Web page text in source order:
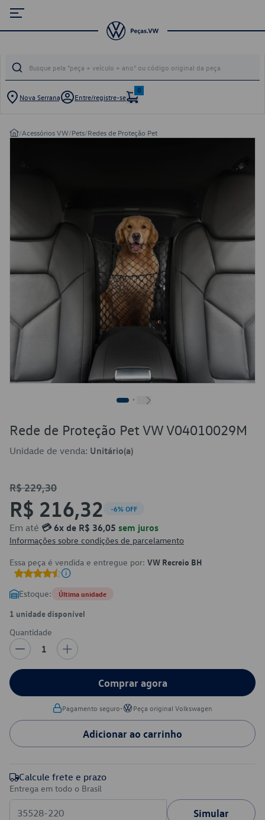
Nova Serrana Entre/registre-se
0
/Acessórios VW/Pets/Redes de Proteção Pet
Rede de Proteção Pet VW V04010029M
Unidade de venda: Unitário(a)
R$ 229,30
R$ 216,32 -6% OFF
Em até 💳 6x de R$ 36,05 sem juros
Informações sobre condições de parcelamento
Essa peça é vendida e entregue por: VW Recreio BH
Estoque: Última unidade
1 unidade disponível
Quantidade
1
Comprar agora
Pagamento seguro• Peça original Volkswagen
Adicionar ao carrinho
Calcule frete e prazo
Entrega em todo o Brasil
Simular